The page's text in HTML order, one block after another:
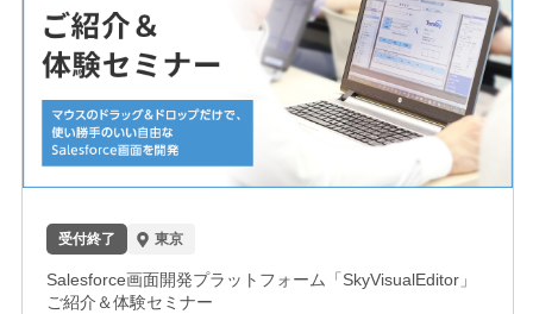
受付終了 東京
Salesforce画面開発プラットフォーム「SkyVisualEditor」
ご紹介＆体験セミナー